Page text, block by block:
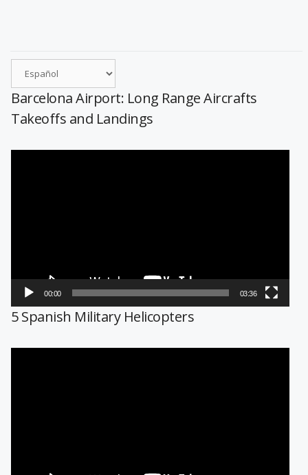
Barcelona Airport: Long Range Aircrafts
Takeoffs and Landings
00:00 03:36
5 Spanish Military Helicopters